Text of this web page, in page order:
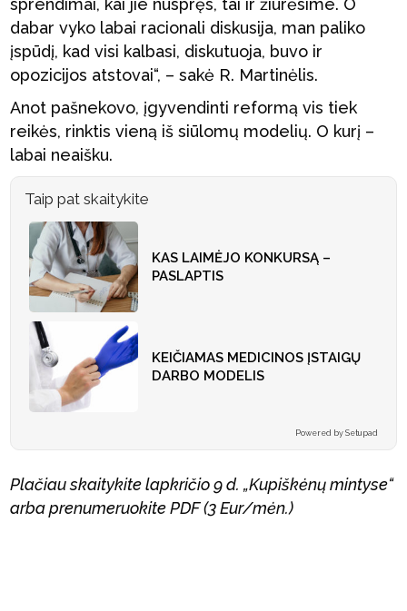
sprendimai, kai jie nuspręs, tai ir žiūrėsime. O
dabar vyko labai racionali diskusija, man paliko
įspūdį, kad visi kalbasi, diskutuoja, buvo ir
opozicijos atstovai“, – sakė R. Martinėlis.
Anot pašnekovo, įgyvendinti reformą vis tiek
reikės, rinktis vieną iš siūlomų modelių. O kurį –
labai neaišku.
Taip pat skaitykite
KAS LAIMĖJO KONKURSĄ –
PASLAPTIS
KEIČIAMAS MEDICINOS ĮSTAIGŲ
DARBO MODELIS
Powered by Setupad
Plačiau skaitykite lapkričio 9 d. „Kupiškėnų mintyse“
arba prenumeruokite PDF (3 Eur/mėn.)